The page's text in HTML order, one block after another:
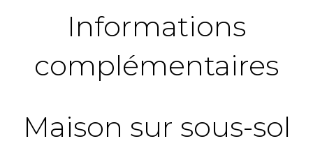
Informations
complémentaires
Maison sur sous-sol